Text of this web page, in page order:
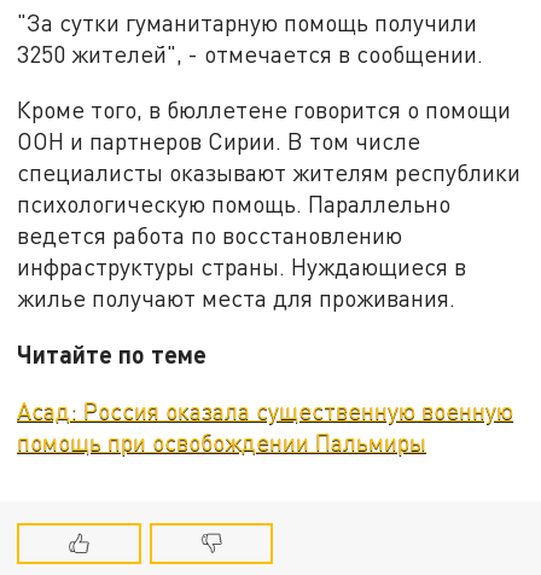
"За сутки гуманитарную помощь получили
3250 жителей", - отмечается в сообщении.
Кроме того, в бюллетене говорится о помощи
ООН и партнеров Сирии. В том числе
специалисты оказывают жителям республики
психологическую помощь. Параллельно
ведется работа по восстановлению
инфраструктуры страны. Нуждающиеся в
жилье получают места для проживания.
Читайте по теме
Асад: Россия оказала существенную военную
помощь при освобождении Пальмиры